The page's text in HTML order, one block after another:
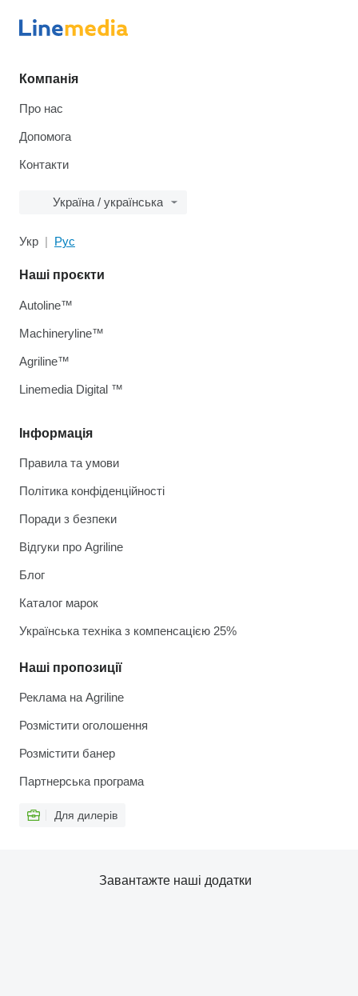
Компанія
Про нас
Допомога
Контакти
Україна / українська
Укр Рус
Інформація
Правила та умови
Політика конфіденційності
Поради з безпеки
Відгуки про Agriline
Блог
Каталог марок
Українська техніка з компенсацією 25%
Наші пропозиції
Реклама на Agriline
Розмістити оголошення
Розмістити банер
Партнерська програма
Для дилерів
Наші проєкти
Autoline™
Machineryline™
Agriline™
Linemedia Digital ™
Завантажте наші додатки